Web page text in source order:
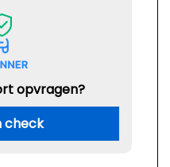
opvragen?
check